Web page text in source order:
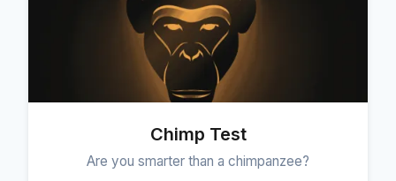
Chimp Test
Are you smarter than a chimpanzee?